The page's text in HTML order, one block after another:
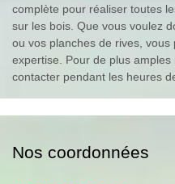
complète pour réaliser toutes
sur les bois. Que vous voulez
ou vos planches de rives,
expertise. Pour de plus amples
contacter pendant les heures
Nos coordonnées